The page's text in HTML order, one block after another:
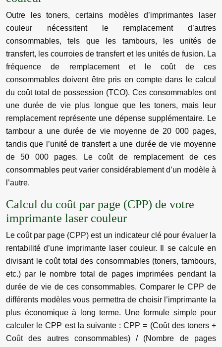
Outre les toners, certains modèles d’imprimantes laser
couleur nécessitent le remplacement d’autres
consommables, tels que les tambours, les unités de
transfert, les courroies de transfert et les unités de fusion. La
fréquence de remplacement et le coût de ces
consommables doivent être pris en compte dans le calcul
du coût total de possession (TCO). Ces consommables ont
une durée de vie plus longue que les toners, mais leur
remplacement représente une dépense supplémentaire. Le
tambour a une durée de vie moyenne de 20 000 pages,
tandis que l’unité de transfert a une durée de vie moyenne
de 50 000 pages. Le coût de remplacement de ces
consommables peut varier considérablement d’un modèle à
l’autre.
Calcul du coût par page (CPP) de votre
imprimante laser couleur
Le coût par page (CPP) est un indicateur clé pour évaluer la
rentabilité d’une imprimante laser couleur. Il se calcule en
divisant le coût total des consommables (toners, tambours,
etc.) par le nombre total de pages imprimées pendant la
durée de vie de ces consommables. Comparer le CPP de
différents modèles vous permettra de choisir l’imprimante la
plus économique à long terme. Une formule simple pour
calculer le CPP est la suivante : CPP = (Coût des toners +
Coût des autres consommables) / (Nombre de pages